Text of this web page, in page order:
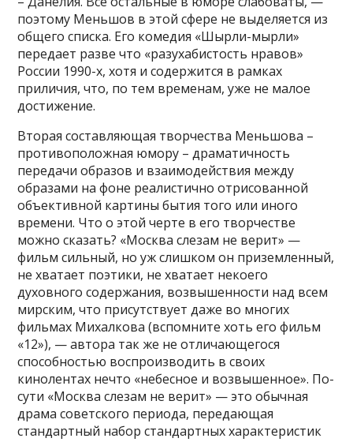
поэтому Меньшов в этой сфере не выделяется из
общего списка. Его комедия «Шырли-мырли»
передает разве что «разухабистость нравов»
России 1990-х, хотя и содержится в рамках
приличия, что, по тем временам, уже не малое
достижение.
Вторая составляющая творчества Меньшова –
противоположная юмору – драматичность
передачи образов и взаимодействия между
образами на фоне реалистично отрисованной
объективной картины бытия того или иного
времени. Что о этой черте в его творчестве
можно сказать? «Москва слезам не верит» —
фильм сильный, но уж слишком он приземленный,
не хватает поэтики, не хватает некоего
духовного содержания, возвышенности над всем
мирским, что присутствует даже во многих
фильмах Михалкова (вспомните хоть его фильм
«12»), — автора так же не отличающегося
способностью воспроизводить в своих
кинолентах нечто «небесное и возвышенное». По-
сути «Москва слезам не верит» — это обычная
драма советского периода, передающая
стандартный набор стандартных характеристик